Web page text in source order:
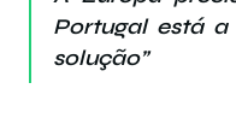
Portugal está
solução”